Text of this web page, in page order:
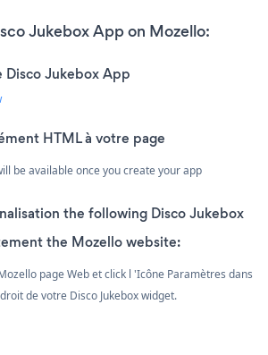
Jukebox App on Mozello:
Disco Jukebox App
HTML à votre page
be available once you create your app
the following Disco Jukebox
the Mozello website:
page Web et click l 'Icône Paramètres dans
de votre Disco Jukebox widget.